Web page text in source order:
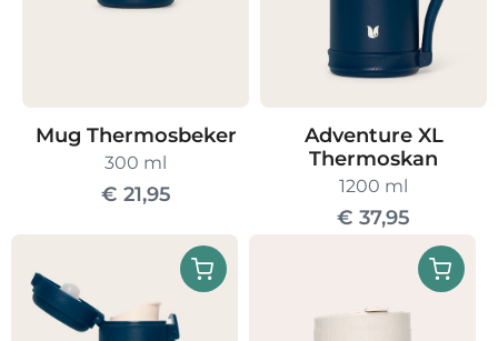
Mug Thermosbeker
300 ml
€ 21,95
Adventure XL
Thermoskan
1200 ml
€ 37,95